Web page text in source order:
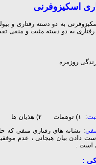
اسکیزوفرنی
به دو دسته رفتاری و
رفتاری به دو دسته مثبت و منفی
: ۱) توهمات ۲) هذیان ها ۳ ) اختلال فکر
: نشانه های رفتاری منفی که
دادن بیان هیجانی ، عدم
است .
: